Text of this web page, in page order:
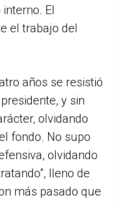
El
el trabajo del
años se resistió
y sin
olvidando
fondo. No supo
olvidando
lleno de
más pasado que